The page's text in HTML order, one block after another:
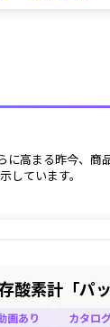
高まる昨今、
しています。
酸素計「パ
画あり カタロ